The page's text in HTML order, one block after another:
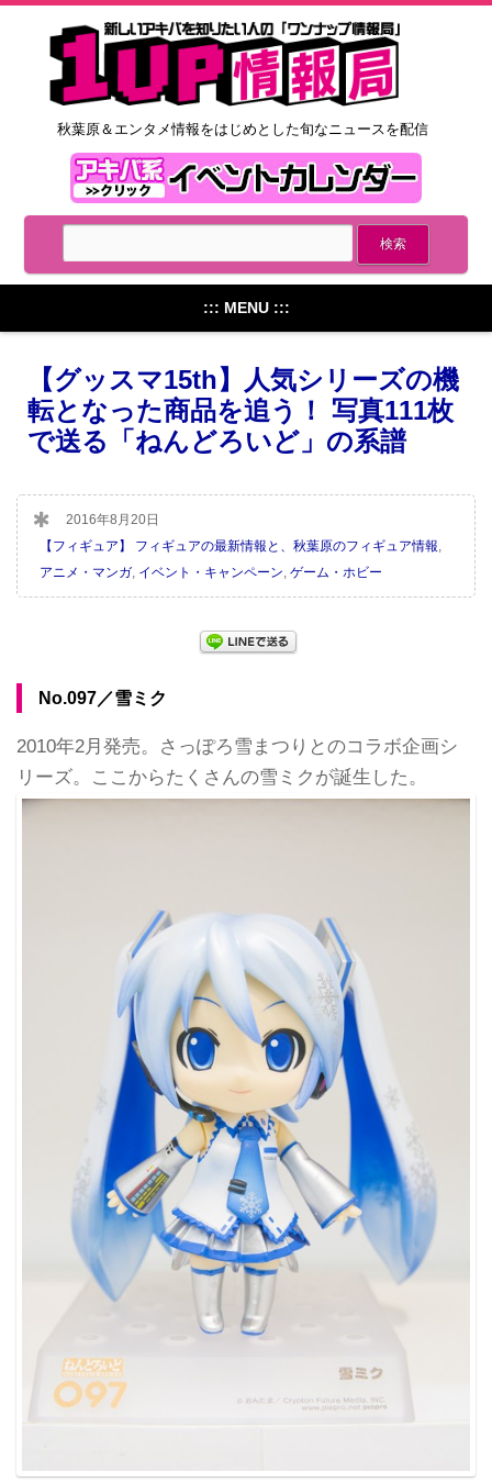
秋葉原＆エンタメ情報をはじめとした旬なニュースを配信
::: MENU :::
【グッスマ15th】人気シリーズの機
転となった商品を追う！ 写真111枚
で送る「ねんどろいど」の系譜
2016年8月20日
【フィギュア】 フィギュアの最新情報と、秋葉原のフィギュア情報
アニメ・マンガ イベント・キャンペーン ゲーム・ホビー
No.097／雪ミク
2010年2月発売。さっぽろ雪まつりとのコラボ企画シ
リーズ。ここからたくさんの雪ミクが誕生した。